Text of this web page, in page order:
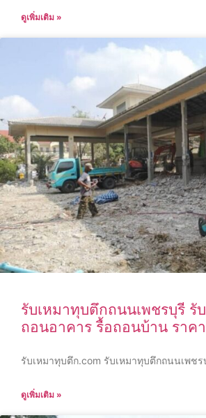
ดูเพิ่มเติม »
รับเหมาทุบตึกถนนเพชรบุรี รั
ถอนอาคาร รื้อถอนบ้าน ราค
รับเหมาทุบตึก.com รับเหมาทุบตึกถนนเพชร
ดูเพิ่มเติม »